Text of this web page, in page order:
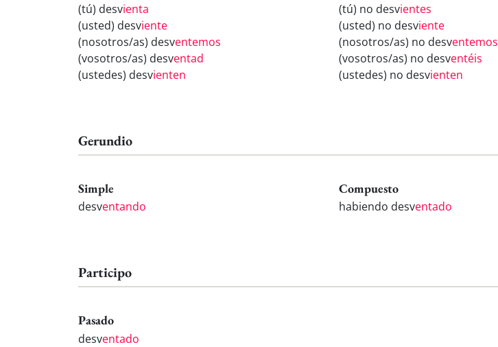
(tú) desvienta
(usted) desviente
(nosotros/as) desventemos
(vosotros/as) desventad
(ustedes) desvienten
(tú) no desvientes
(usted) no desviente
(nosotros/as) no desventemos
(vosotros/as) no desventéis
(ustedes) no desvienten
Gerundio
Simple
desventando
Compuesto
habiendo desventado
Participo
Pasado
desventado